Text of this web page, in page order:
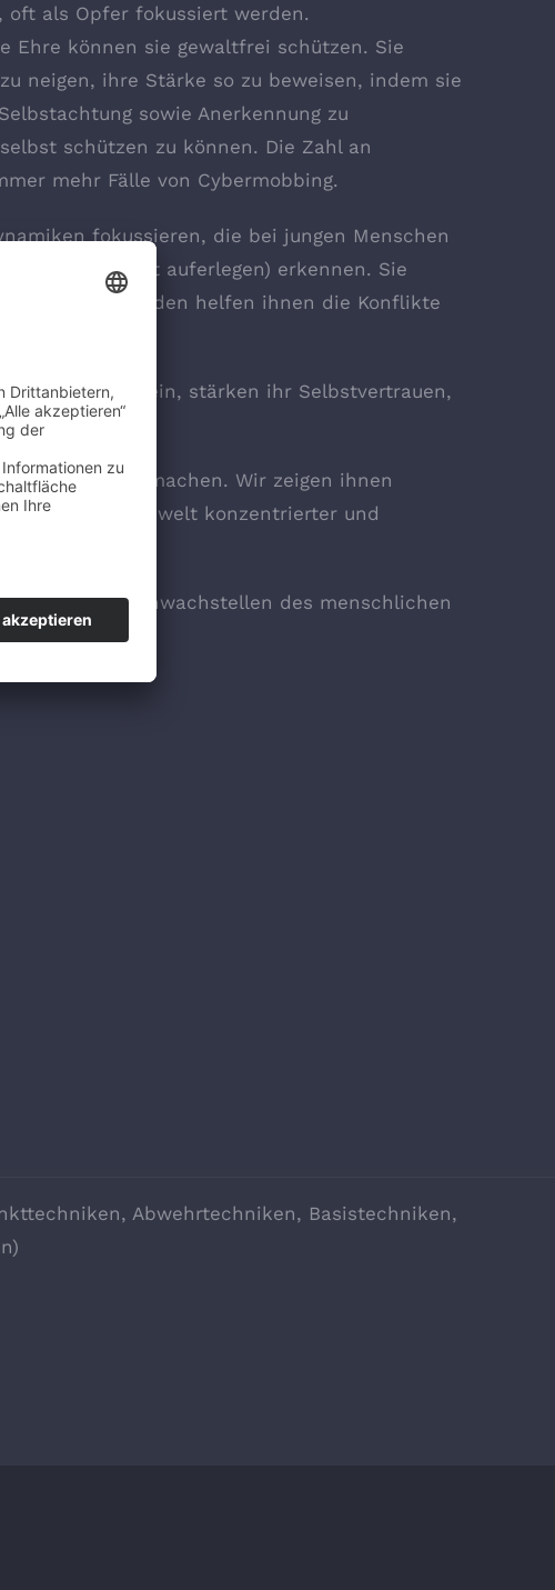
oft als Opfer fokussiert werden.
Ehre können sie gewaltfrei schützen. Sie
neigen, ihre Stärke so zu beweisen, indem sie
sowie Anerkennung zu
schützen zu können. Die Zahl an
mehr Fälle von Cybermobbing.
fokussieren, die bei jungen Menschen
sie sich selbst auferlegen) erkennen. Sie
helfen ihnen die Konflikte
stärken ihr Selbstvertrauen,
machen. Wir zeigen ihnen
ihre Umwelt konzentrierter und
auf die Schwachstellen des menschlichen
Abwehrtechniken, Basistechniken,